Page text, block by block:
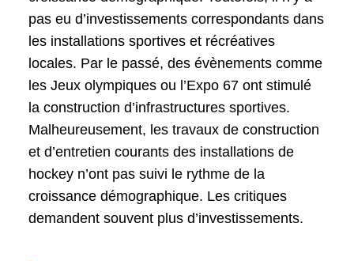
pas eu d’investissements correspondants dans
les installations sportives et récréatives
locales. Par le passé, des évènements comme
les Jeux olympiques ou l’Expo 67 ont stimulé
la construction d’infrastructures sportives.
Malheureusement, les travaux de construction
et d’entretien courants des installations de
hockey n’ont pas suivi le rythme de la
croissance démographique. Les critiques
demandent souvent plus d’investissements.